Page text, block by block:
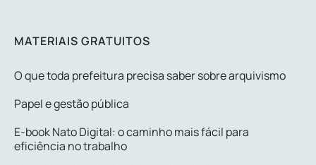
MATERIAIS GRATUITOS
O que toda prefeitura precisa saber sobre arquivismo
Papel e gestão pública
E-book Nato Digital: o caminho mais fácil para
eficiência no trabalho